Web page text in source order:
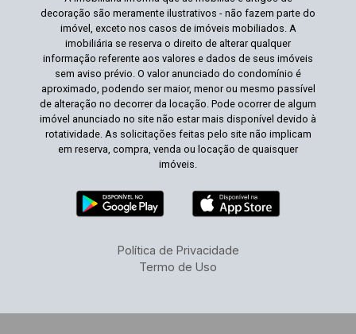
decoração são meramente ilustrativos - não fazem parte do
imóvel, exceto nos casos de imóveis mobiliados. A
imobiliária se reserva o direito de alterar qualquer
informação referente aos valores e dados de seus imóveis
sem aviso prévio. O valor anunciado do condomínio é
aproximado, podendo ser maior, menor ou mesmo passível
de alteração no decorrer da locação. Pode ocorrer de algum
imóvel anunciado no site não estar mais disponível devido à
rotatividade. As solicitações feitas pelo site não implicam
em reserva, compra, venda ou locação de quaisquer
imóveis.
Política de Privacidade
Termo de Uso